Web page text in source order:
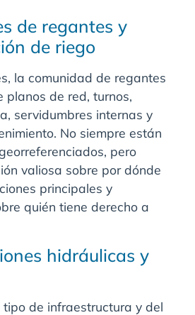
de regantes y
de riego
la comunidad de regantes
planos de red, turnos,
servidumbres internas y
No siempre están
pero
valiosa sobre por dónde
principales y
quién tiene derecho a
hidráulicas y
de infraestructura y del